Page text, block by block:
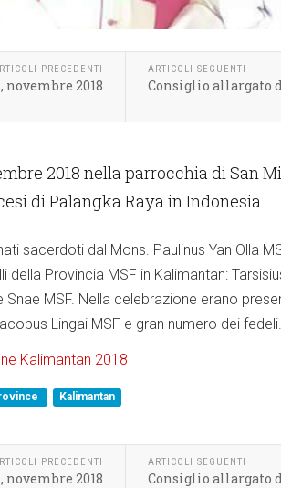
PRECEDENTI
2018
ARTICOLI SEGUENTI
Consiglio allargato
2018 nella parrocchia di San
di Palangka Raya in Indonesia
sacerdoti dal Mons. Paulinus Yan Olla
della Provincia MSF in Kalimantan:
Snae MSF. Nella celebrazione erano
Lingai MSF e gran numero dei fedeli.
Kalimantan 2018
Kalimantan
PRECEDENTI
2018
ARTICOLI SEGUENTI
Consiglio allargato